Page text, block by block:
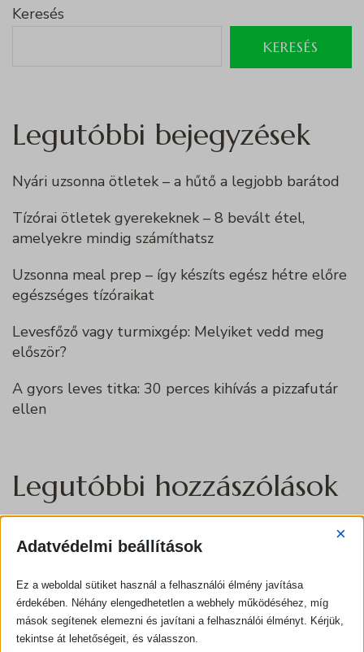
Keresés
KERESÉS
Legutóbbi bejegyzések
Nyári uzsonna ötletek – a hűtő a legjobb barátod
Tízórai ötletek gyerekeknek – 8 bevált étel,
amelyekre mindig számíthatsz
Uzsonna meal prep – így készíts egész hétre előre
egészséges tízóraikat
Levesfőző vagy turmixgép: Melyiket vedd meg
először?
A gyors leves titka: 30 perces kihívás a pizzafutár
ellen
Legutóbbi hozzászólások
Nincs megjeleníthető bejegyzés.
Archívum
Adatvédelmi beállítások
×
Ez a weboldal sütiket használ a felhasználói élmény javítása
érdekében. Néhány elengedhetetlen a webhely működéséhez, míg
mások segítenek elemezni és javítani a felhasználói élményt. Kérjük,
tekintse át lehetőségeit, és válasszon.